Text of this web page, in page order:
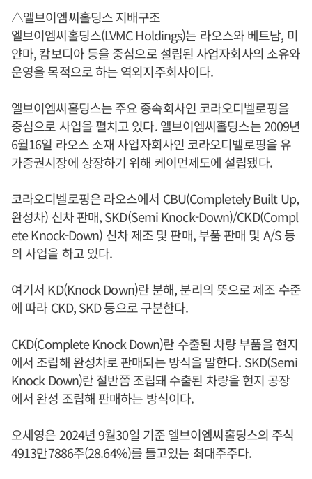
△엘브이엠씨홀딩스 지배구조
엘브이엠씨홀딩스(LVMC Holdings)는 라오스와 베트남, 미
얀마, 캄보디아 등을 중심으로 설립된 사업자회사의 소유와
운영을 목적으로 하는 역외지주회사이다.
엘브이엠씨홀딩스는 주요 종속회사인 코라오디벨로핑을
중심으로 사업을 펼치고 있다. 엘브이엠씨홀딩스는 2009년
6월16일 라오스 소재 사업자회사인 코라오디벨로핑을 유
가증권시장에 상장하기 위해 케이먼제도에 설립됐다.
코라오디벨로핑은 라오스에서 CBU(Completely Built Up,
완성차) 신차 판매, SKD(Semi Knock-Down)/CKD(Compl
ete Knock-Down) 신차 제조 및 판매, 부품 판매 및 A/S 등
의 사업을 하고 있다.
여기서 KD(Knock Down)란 분해, 분리의 뜻으로 제조 수준
에 따라 CKD, SKD 등으로 구분한다.
CKD(Complete Knock Down)란 수출된 차량 부품을 현지
에서 조립해 완성차로 판매되는 방식을 말한다. SKD(Semi
Knock Down)란 절반쯤 조립돼 수출된 차량을 현지 공장
에서 완성 조립해 판매하는 방식이다.
오세영은 2024년 9월30일 기준 엘브이엠씨홀딩스의 주식
4913만7886주(28.64%)를 들고있는 최대주주다.